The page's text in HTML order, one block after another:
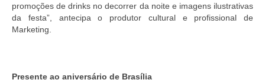
promoções de drinks no decorrer da noite e imagens ilustrativas
da festa”, antecipa o produtor cultural e profissional de
Marketing.
Presente ao aniversário de Brasília